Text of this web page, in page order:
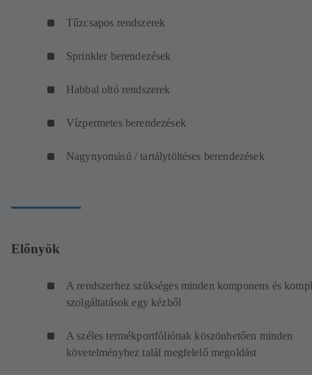
Tűzcsapos rendszerek
Sprinkler berendezések
Habbal oltó rendszerek
Vízpermetes berendezések
Nagynyomású / tartálytöltéses berendezések
Előnyök
A rendszerhez szükséges minden komponens és
szolgáltatások egy kézből
A széles termékportfóliónak köszönhetően minden
követelményhez talál megfelelő megoldást